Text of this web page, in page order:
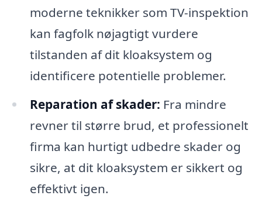
moderne teknikker som TV-inspektion
kan fagfolk nøjagtigt vurdere
tilstanden af dit kloaksystem og
identificere potentielle problemer.
Reparation af skader: Fra mindre
revner til større brud, et professionelt
firma kan hurtigt udbedre skader og
sikre, at dit kloaksystem er sikkert og
effektivt igen.